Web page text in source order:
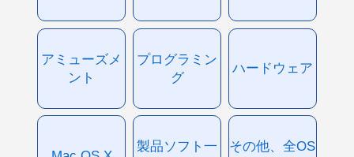
アミューズメ
ント
プログラミン
グ
ハードウェア
製品ソフト一
その他、全OS